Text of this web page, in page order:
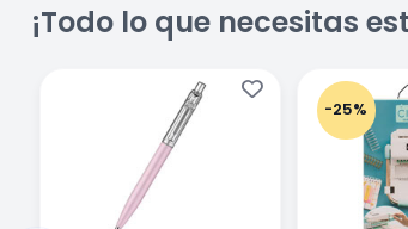
¡Todo lo que necesitas
-25%